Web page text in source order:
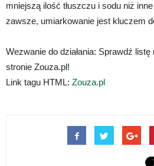
mniejszą ilość tłuszczu i sodu niż
zawsze, umiarkowanie jest kluczem
Wezwanie do działania: Sprawdź
stronie Zouza.pl!
Link tagu HTML: Zouza.pl